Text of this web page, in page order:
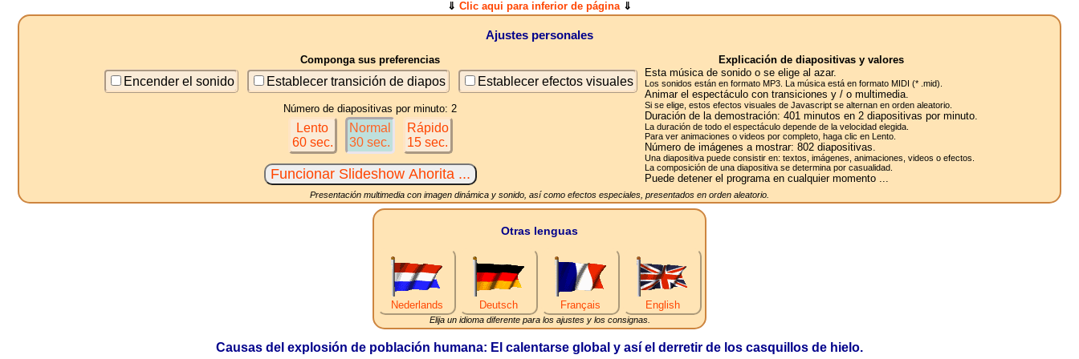
⇓ Clic aqui para inferior de página⇓
Ajustes personales
Componga sus preferencias
Encender el sonido Establecer transición de diapos Establecer efectos visuales
Número de diapositivas por minuto: 2
Lento
60 sec.
Normal
30 sec.
Rápido
15 sec.
Explicación de diapositivas y valores
Esta música de sonido o se elige al azar.
Los sonidos están en formato MP3. La música está en formato MIDI (* .mid).
Animar el espectáculo con transiciones y / o multimedia.
Si se elige, estos efectos visuales de Javascript se alternan en orden aleatorio.
Duración de la demostración: 401 minutos en 2 diapositivas por minuto.
La duración de todo el espectáculo depende de la velocidad elegida.
Para ver animaciones o videos por completo, haga clic en Lento.
Número de imágenes a mostrar: 802diapositivas.
Una diapositiva puede consistir en: textos, imágenes, animaciones, videos o efectos.
La composición de una diapositiva se determina por casualidad.
Puede detener el programa en cualquier momento ...
Presentación multimedia con imagen dinámica y sonido, así como efectos especiales, presentados en orden aleatorio.
Otras lenguas
Nederlands Deutsch Français English
Elija un idioma diferente para los ajustes y los consignas.
Causas del explosión de población humana: El calentarse global y así el derretir de los casquillos de hielo.